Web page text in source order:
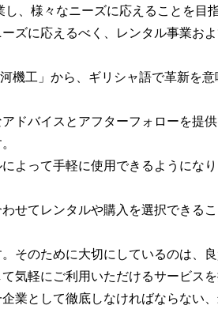
、様々なニーズに応えることを目
ズに応えるべく、レンタル事業お
機工」から、ギリシャ語で革新を
ドバイスとアフターフォローを提供
よって手軽に使用できるようにな
せてレンタルや購入を選択できる
そのために大切にしているのは、
気軽にご利用いただけるサービスを
業として徹底しなければならない、